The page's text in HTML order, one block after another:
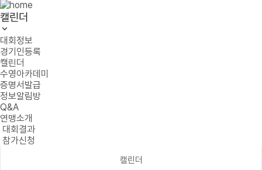
캘린더
대회정보
경기인등록
캘린더
수영아카데미
증명서발급
정보알림방
Q&A
연맹소개
대회결과
참가신청
캘린더